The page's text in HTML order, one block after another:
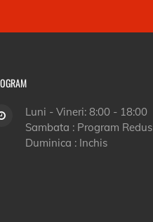
Luni - Vineri: 8:00 - 18:00
Sambata : Program Redus
Duminica : Inchis